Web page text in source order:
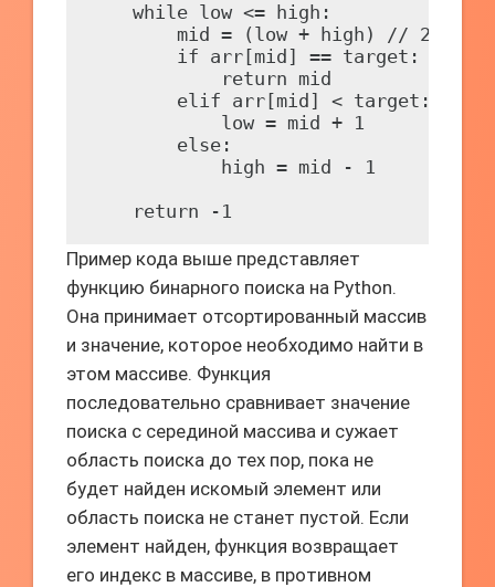
    while low <= high:
        mid = (low + high) // 2
        if arr[mid] == target:
            return mid
        elif arr[mid] < target:
            low = mid + 1
        else:
            high = mid - 1
Пример кода выше представляет
функцию бинарного поиска на Python.
Она принимает отсортированный массив
и значение, которое необходимо найти в
этом массиве. Функция
последовательно сравнивает значение
поиска с серединой массива и сужает
область поиска до тех пор, пока не
будет найден искомый элемент или
область поиска не станет пустой. Если
элемент найден, функция возвращает
его индекс в массиве, в противном